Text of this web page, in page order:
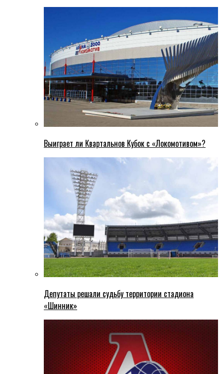
Выиграет ли Квартальнов Кубок с «Локомотивом»?
Депутаты решали судьбу территории стадиона
«Шинник»